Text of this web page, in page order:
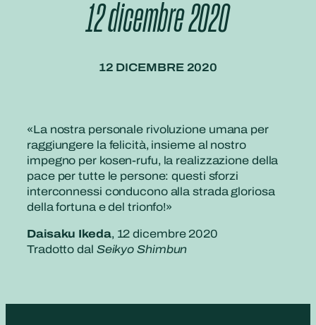
12 dicembre 2020
12 DICEMBRE 2020
«La nostra personale rivoluzione umana per
raggiungere la felicità, insieme al nostro
impegno per kosen-rufu, la realizzazione della
pace per tutte le persone: questi sforzi
interconnessi conducono alla strada gloriosa
della fortuna e del trionfo!»
Daisaku Ikeda, 12 dicembre 2020
Tradotto dal Seikyo Shimbun